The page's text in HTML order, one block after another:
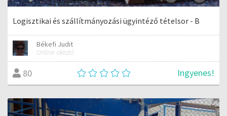
Logisztikai és szállítmányozási ügyintéző tételsor - B
Békefi Judit
Online oktató
80 Ingyenes!